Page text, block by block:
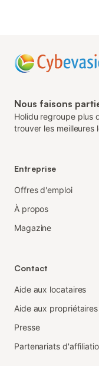
Nous faisons
Holidu regroupe plus
trouver les meilleures
Entreprise
Offres d'emploi
À propos
Magazine
Contact
Aide aux locataires
Aide aux propriétaires
Presse
Partenariats